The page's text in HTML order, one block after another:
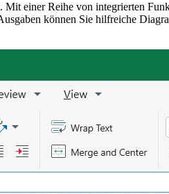
einer Reihe von integrierten
können Sie hilfreiche